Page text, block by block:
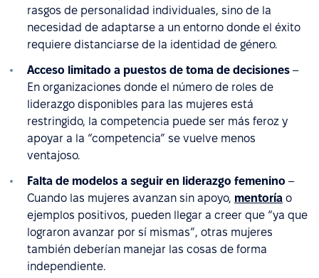
rasgos de personalidad individuales, sino de la
necesidad de adaptarse a un entorno donde el éxito
requiere distanciarse de la identidad de género.
Acceso limitado a puestos de toma de decisiones –
En organizaciones donde el número de roles de
liderazgo disponibles para las mujeres está
restringido, la competencia puede ser más feroz y
apoyar a la “competencia” se vuelve menos
ventajoso.
Falta de modelos a seguir en liderazgo femenino –
Cuando las mujeres avanzan sin apoyo, mentoría o
ejemplos positivos, pueden llegar a creer que “ya que
lograron avanzar por sí mismas”, otras mujeres
también deberían manejar las cosas de forma
independiente.